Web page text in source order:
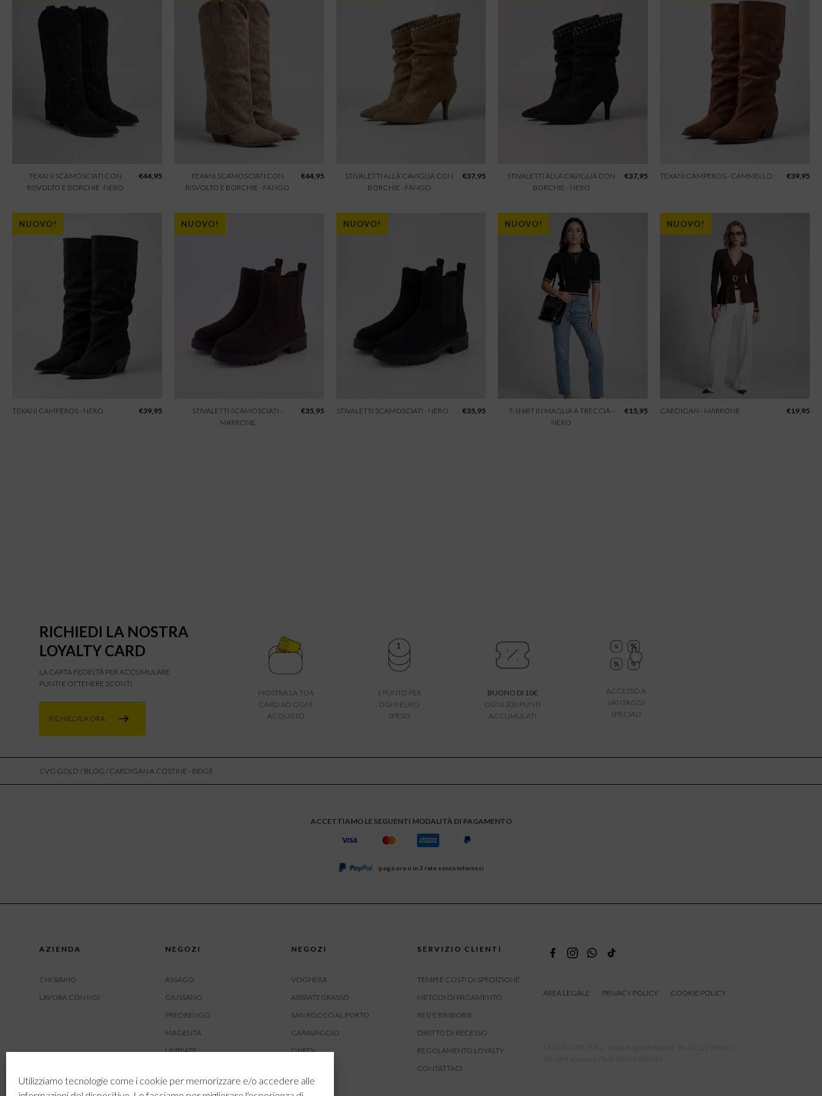
Utilizziamo tecnologie come i cookie per memorizzare e/o accedere alle
TEXANI SCAMOSCIATI CON
RISVOLTO E BORCHIE -NERO
€44,95
TEXANI SCAMOSCIATI CON
RISVOLTO E BORCHIE - FANGO
€44,95
STIVALETTI ALLA CAVIGLIA CON
BORCHIE - FANGO
€37,95
STIVALETTI ALLA CAVIGLIA CON
BORCHIE - NERO
€37,95 TEXANI CAMPEROS - CAMMELLO €39,95
NUOVO!
TEXANI CAMPEROS - NERO €39,95
NUOVO!
STIVALETTI SCAMOSCIATI -
MARRONE
€35,95
NUOVO!
STIVALETTI SCAMOSCIATI - NERO €35,95
NUOVO!
T-SHIRT IN MAGLIA A TRECCIA -
NERO
€15,95
NUOVO!
CARDIGAN - MARRONE €19,95
RICHIEDI LA NOSTRA
LOYALTY CARD
LA CARTA FEDELTÀ PER ACCUMULARE
PUNTI E OTTENERE SCONTI.
RICHIEDILA ORA
MOSTRA LA TUA
CARD AD OGNI
ACQUISTO
1 PUNTO PER
OGNI EURO
SPESO
BUONO DI 10€
OGNI 300 PUNTI
ACCUMULATI
ACCESSO A
VANTAGGI
SPECIALI
CVG GOLD / BLOG / CARDIGAN A COSTINE - BEIGE
ACCETTIAMO LE SEGUENTI MODALITÀ DI PAGAMENTO
paga ora o in 3 rate senza interessi
AZIENDA
CHI SIAMO
LAVORA CON NOI
NEGOZI
ASSAGO
GIUSSANO
PREDRENGO
MAGENTA
LIMBIATE
BUSNAGO
NEGOZI
VOGHERA
ABBIATEGRASSO
SAN ROCCO AL PORTO
CARAVAGGIO
GHEDI
CREMONA
SERVIZIO CLIENTI
TEMPI E COSTI DI SPEDIZIONE
METODI DI PAGAMENTO
RESI E RIMBORSI
DIRITTO DI RECESSO
REGOLAMENTO LOYALTY
CONTATTACI
AREA LEGALE PRIVACY POLICY COOKIE POLICY